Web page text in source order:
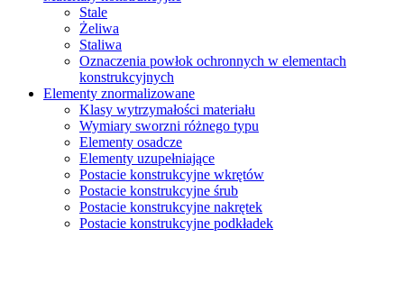
Stale
Żeliwa
Staliwa
Oznaczenia powłok ochronnych w elementach
konstrukcyjnych
Elementy znormalizowane
Klasy wytrzymałości materiału
Wymiary sworzni różnego typu
Elementy osadcze
Elementy uzupełniające
Postacie konstrukcyjne wkrętów
Postacie konstrukcyjne śrub
Postacie konstrukcyjne nakrętek
Postacie konstrukcyjne podkładek